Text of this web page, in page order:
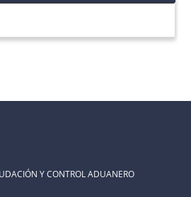
Y CONTROL ADUANERO